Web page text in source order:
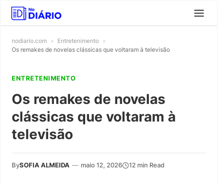
nodiario.com » Entretenimento »
Os remakes de novelas clássicas que voltaram à televisão
ENTRETENIMENTO
Os remakes de novelas
clássicas que voltaram à
televisão
BySOFIA ALMEIDA — maio 12, 2026 12 min Read